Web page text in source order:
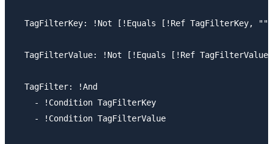
TagFilterKey: !Not [!Equals [!Ref TagFilterKey,
TagFilterValue: !Not [!Equals [!Ref
  TagFilter: !And
    - !Condition TagFilterKey
    - !Condition TagFilterValue